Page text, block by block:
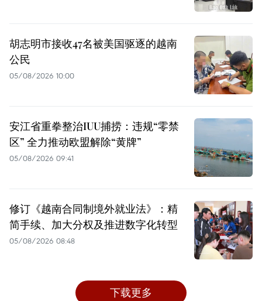
胡志明市接收47名被美国驱逐的越南
公民
05/08/2026 10:00
安江省重拳整治IUU捕捞：违规“零禁
区” 全力推动欧盟解除“黄牌”
05/08/2026 09:41
修订《越南合同制境外就业法》：精
简手续、加大分权及推进数字化转型
05/08/2026 08:48
下载更多